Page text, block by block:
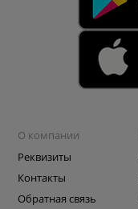
О компании
Реквизиты
Контакты
Обратная связь